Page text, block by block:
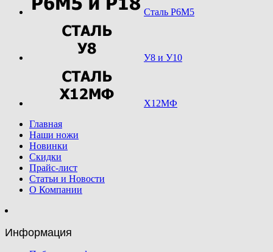
Сталь Р6М5
У8 и У10
Х12МФ
Главная
Наши ножи
Новинки
Скидки
Прайс-лист
Статьи и Новости
О Компании
Информация